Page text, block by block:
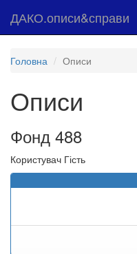
ДАКО.описи&справи
Головна Описи
Описи
Фонд 488
Користувач Гість